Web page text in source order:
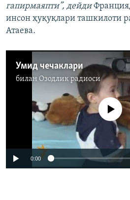
гапирмаяпти”, дейди
инсон ҳуқуқлари ташкилоти
Атаева.
Умид чечаклари
билан Озодлик радиоси
Айни дамда медиа-
0:00